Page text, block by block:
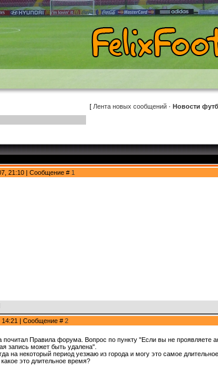
[ Лента новых сообщений · Новости
21:10 | Сообщение # 1
14:21 | Сообщение # 2
почитал Правила форума. Вопрос по пункту "Если вы не проявляете
запись может быть удалена".
на некоторый период уезжаю из города и могу это самое
это длительное время?